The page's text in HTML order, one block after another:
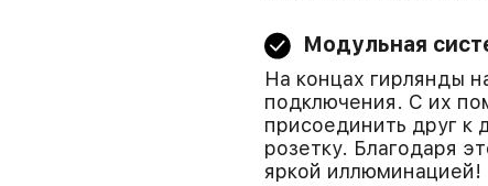
Модульная
На концах гирлянды
подключения. С их
присоединить друг к
розетку. Благодаря
яркой иллюминацией!